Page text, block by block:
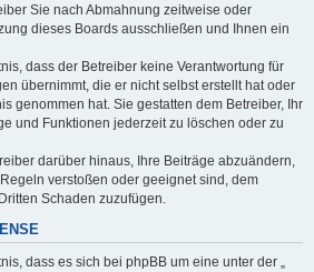
Sie nach Abmahnung zeitweise oder
dieses Boards ausschließen und Ihnen ein
dass der Betreiber keine Verantwortung für
übernimmt, die er nicht selbst erstellt hat oder
genommen hat. Sie gestatten dem Betreiber, Ihr
und Funktionen jederzeit zu löschen oder zu
darüber hinaus, Ihre Beiträge abzuändern,
verstoßen oder geeignet sind, dem
Schaden zuzufügen.
dass es sich bei phpBB um eine unter der „